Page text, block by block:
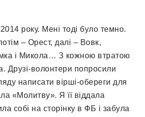
року. Мені тоді було темно.
– Орест, далі – Вовк,
і Микола… З кожною втратою
Друзі-волонтери попросили
написати вірші-обереги для
«Молитву». Я її віддала
собі на сторінку в ФБ і забула